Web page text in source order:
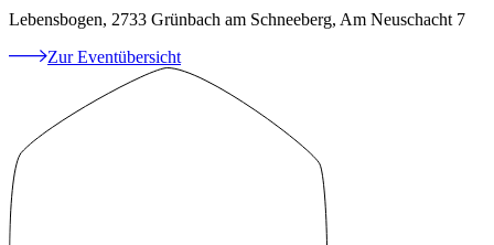
Lebensbogen, 2733 Grünbach am Schneeberg, Am Neuschacht 7
Zur Eventübersicht